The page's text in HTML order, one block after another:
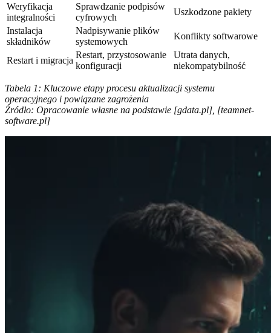
Weryfikacja
integralności
Sprawdzanie podpisów
cyfrowych
Uszkodzone pakiety
Instalacja
składników
Nadpisywanie plików
systemowych
Konflikty softwarowe
Restart i migracja
Restart, przystosowanie
konfiguracji
Utrata danych,
niekompatybilność
Tabela 1: Kluczowe etapy procesu aktualizacji systemu
operacyjnego i powiązane zagrożenia
Źródło: Opracowanie własne na podstawie [gdata.pl], [teamnet-
software.pl]